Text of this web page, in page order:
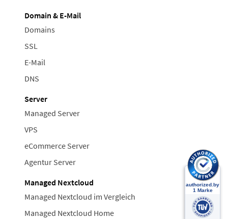
Domain & E-Mail
Domains
SSL
E-Mail
DNS
Server
Managed Server
VPS
eCommerce Server
Agentur Server
Managed Nextcloud
Managed Nextcloud im Vergleich
Managed Nextcloud Home